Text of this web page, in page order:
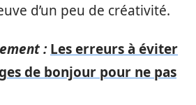
d’un peu de créativité.
: Les erreurs à éviter
de bonjour pour ne pas